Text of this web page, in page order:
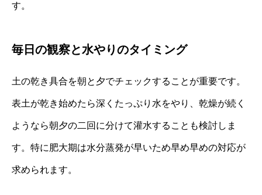
す。
毎日の観察と水やりのタイミング
土の乾き具合を朝と夕でチェックすることが重要です。
表土が乾き始めたら深くたっぷり水をやり、乾燥が続く
ようなら朝夕の二回に分けて灌水することも検討しま
す。特に肥大期は水分蒸発が早いため早め早めの対応が
求められます。